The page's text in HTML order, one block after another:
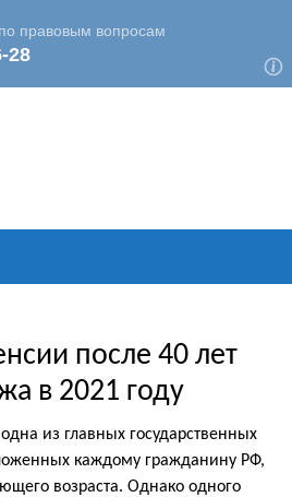
после 40 лет
в 2021 году
из главных государственных
каждому гражданину РФ,
возраста. Однако одного